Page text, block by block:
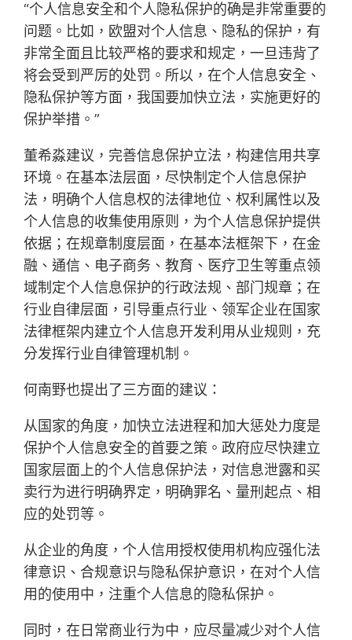
“个人信息安全和个人隐私保护的确是非常重要的
问题。比如，欧盟对个人信息、隐私的保护，有
非常全面且比较严格的要求和规定，一旦违背了
将会受到严厉的处罚。所以，在个人信息安全、
隐私保护等方面，我国要加快立法，实施更好的
保护举措。”
董希淼建议，完善信息保护立法，构建信用共享
环境。在基本法层面，尽快制定个人信息保护
法，明确个人信息权的法律地位、权利属性以及
个人信息的收集使用原则，为个人信息保护提供
依据；在规章制度层面，在基本法框架下，在金
融、通信、电子商务、教育、医疗卫生等重点领
域制定个人信息保护的行政法规、部门规章；在
行业自律层面，引导重点行业、领军企业在国家
法律框架内建立个人信息开发利用从业规则，充
分发挥行业自律管理机制。
何南野也提出了三方面的建议：
从国家的角度，加快立法进程和加大惩处力度是
保护个人信息安全的首要之策。政府应尽快建立
国家层面上的个人信息保护法，对信息泄露和买
卖行为进行明确界定，明确罪名、量刑起点、相
应的处罚等。
从企业的角度，个人信用授权使用机构应强化法
律意识、合规意识与隐私保护意识，在对个人信
用的使用中，注重个人信息的隐私保护。
同时，在日常商业行为中，应尽量减少对个人信